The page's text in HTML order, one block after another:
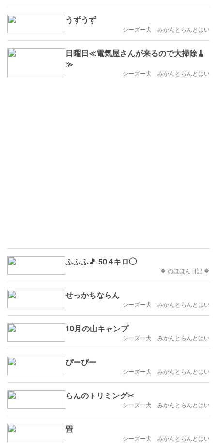
うずうず
シーズー犬 みかんとらんとはい
日曜日≪電気屋さんが来るので大掃除🧹
≫
シーズー犬 みかんとらんとはい
ふふふ🎵 50.4キロ◯
🔶 のほほん日記 🔶
せっかちならん
シーズー犬 みかんとらんとはい
10月の山キャンプ
シーズー犬 みかんとらんとはい
ぴーぴー
シーズー犬 みかんとらんとはい
らんのトリミング✂
シーズー犬 みかんとらんとはい
畳
シーズー犬 みかんとらんとはい